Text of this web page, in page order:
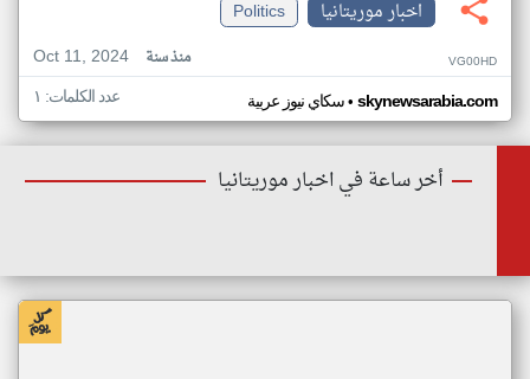
اخبار موريتانيا
Politics
Oct 11, 2024
منذ سنة VG00HD
سكاي نيوز عربية• skynewsarabia.com عدد الكلمات: ١
أخر ساعة في اخبار موريتانيا